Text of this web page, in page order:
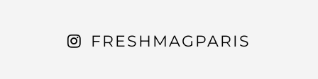
FRESHMAGPARIS